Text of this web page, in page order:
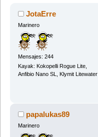
JotaErre
Marinero
Mensajes: 244
Kayak: Kokopelli Rogue Lite,
Anfibio Nano SL, Klymit Litewater
papalukas89
Marinero